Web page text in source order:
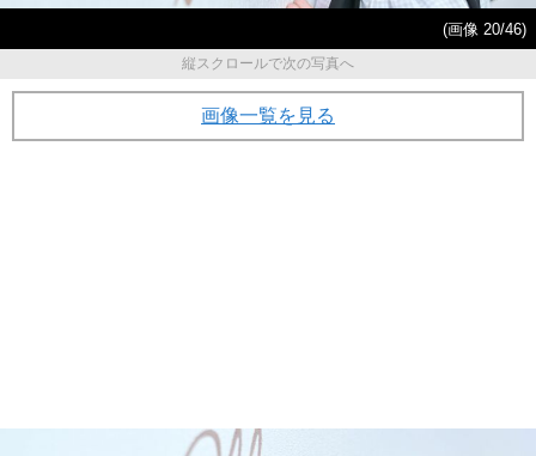
(画像 20/46)
縦スクロールで次の写真へ
画像一覧を見る